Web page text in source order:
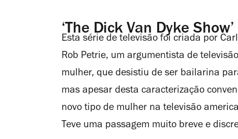
‘The Dick Van Dyke
Esta série de televisão foi criada por
Rob Petrie, um argumentista de
mulher, que desistiu de ser bailarina
mas apesar desta caracterização
novo tipo de mulher na televisão
Teve uma passagem muito breve e